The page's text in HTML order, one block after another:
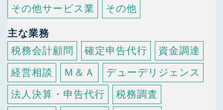
その他サービス業
その他
主な業務
税務会計顧問
確定申告代行
資金調達
経営相談
Ｍ＆Ａ
デューデリジェンス
法人決算・申告代行
税務調査